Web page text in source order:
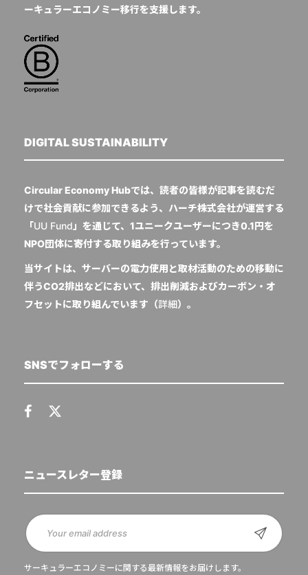
ーキュラーエコノミー移行を支援します。
DIGITAL SUSTAINABILITY
Circular Economy Hubでは、読者の皆様が記事を読むだ
けで社会貢献に参加できるよう、ハーチ株式会社が運営する
「UU Fund 」を通じて、1ユニークユーザーにつき0.1円を
NPO団体に寄付する取り組みを行っています。
当サイトは、サーバーの電力使用と取材活動のための移動に
伴うCO2排出などにおいて、排出削減およびカーボン・オ
フセットに取り組んでいます（詳細）。
SNSでフォローする
ニュースレター登録
サーキュラーエコノミーに関する最新情報をお届けします。